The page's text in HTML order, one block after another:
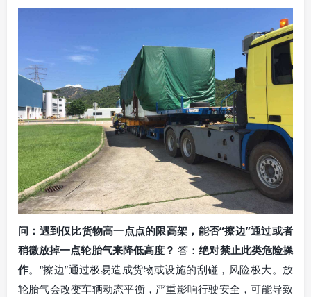
问：遇到仅比货物高一点点的限高架，能否“擦边”通过或者
稍微放掉一点轮胎气来降低高度？ 答：绝对禁止此类危险操
作。“擦边”通过极易造成货物或设施的刮碰，风险极大。放
轮胎气会改变车辆动态平衡，严重影响行驶安全，可能导致